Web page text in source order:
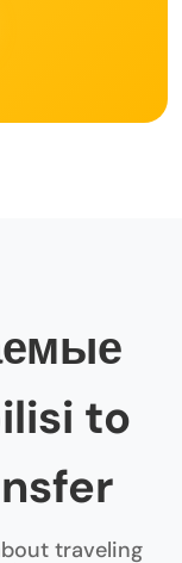
to
traveling